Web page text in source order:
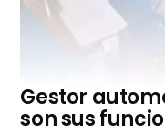
Gestor
son sus